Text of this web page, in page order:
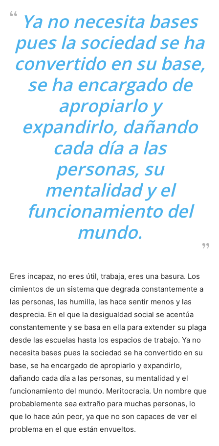
Ya no necesita bases
pues la sociedad se ha
convertido en su base,
se ha encargado de
apropiarlo y
expandirlo, dañando
cada día a las
personas, su
mentalidad y el
funcionamiento del
mundo.
Eres incapaz, no eres útil, trabaja, eres una basura. Los
cimientos de un sistema que degrada constantemente a
las personas, las humilla, las hace sentir menos y las
desprecia. En el que la desigualdad social se acentúa
constantemente y se basa en ella para extender su plaga
desde las escuelas hasta los espacios de trabajo. Ya no
necesita bases pues la sociedad se ha convertido en su
base, se ha encargado de apropiarlo y expandirlo,
dañando cada día a las personas, su mentalidad y el
funcionamiento del mundo. Meritocracia. Un nombre que
probablemente sea extraño para muchas personas, lo
que lo hace aún peor, ya que no son capaces de ver el
problema en el que están envueltos.